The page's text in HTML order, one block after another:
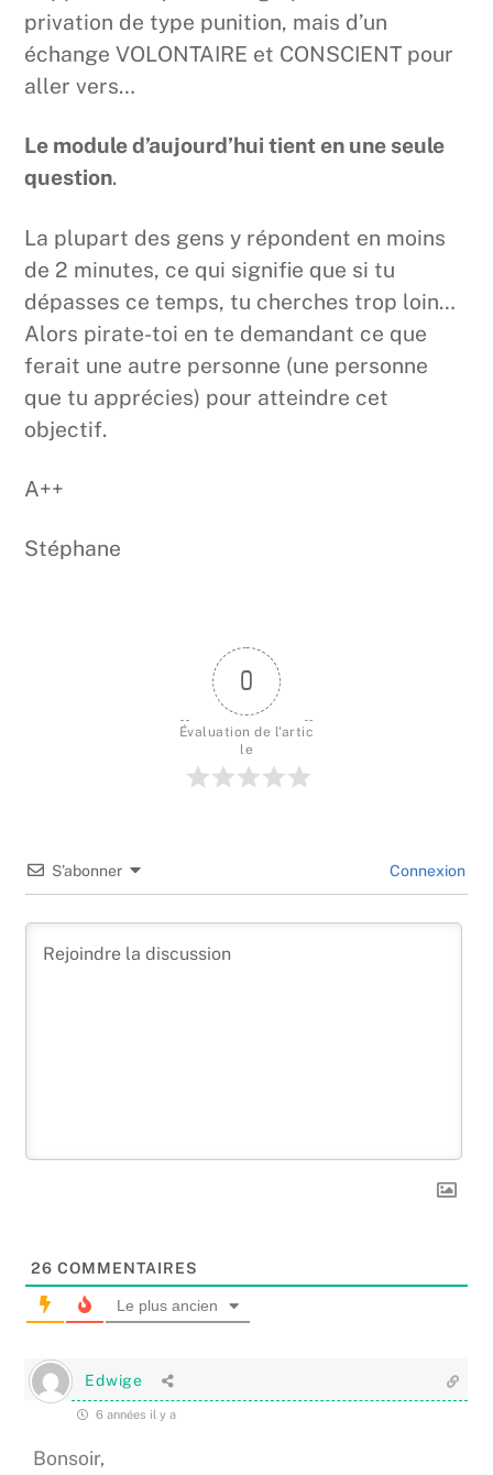
privation de type punition, mais d’un
échange VOLONTAIRE et CONSCIENT pour
aller vers…
Le module d’aujourd’hui tient en une seule
question.
La plupart des gens y répondent en moins
de 2 minutes, ce qui signifie que si tu
dépasses ce temps, tu cherches trop loin…
Alors pirate-toi en te demandant ce que
ferait une autre personne (une personne
que tu apprécies) pour atteindre cet
objectif.
A++
Stéphane
0
Évaluation de l'artic
le
S’abonner Connexion
26 COMMENTAIRES
Le plus ancien
Edwige
6 années il y a
Bonsoir,